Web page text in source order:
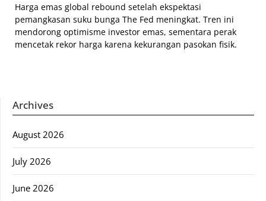
Harga emas global rebound setelah ekspektasi
pemangkasan suku bunga The Fed meningkat. Tren ini
mendorong optimisme investor emas, sementara perak
mencetak rekor harga karena kekurangan pasokan fisik.
Archives
August 2026
July 2026
June 2026